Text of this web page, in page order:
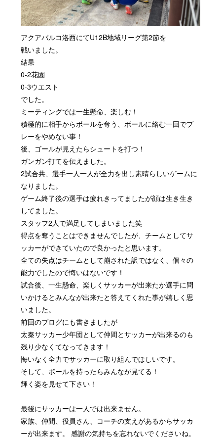
アクアパルコ洛西にてU12B地域リーグ第2節を
戦いました。
結果
0-2花園
0-3ウエスト
でした。
ミーティングでは一生懸命、楽しむ！
積極的に相手からボールを奪う、ボールに絡む一回でプ
レーをやめない事！
後、ゴールが見えたらシュートを打つ！
ガンガン打てを伝えました。
2試合共、選手一人一人が全力を出し素晴らしいゲームに
なりました。
ゲーム終了後の選手は疲れきってましたが顔は生き生き
してました。
スタッフ2人で満足してしまいました笑
得点を奪うことはできませんでしたが、チームとしてサ
ッカーができていたので良かったと思います。
全ての失点はチームとして崩された訳ではなく、個々の
能力でしたので悔いはないです！
試合後、一生懸命、楽しくサッカーが出来たか選手に問
いかけるとみんなが出来たと答えてくれた事が嬉しく思
いました。
前回のブログにも書きましたが
太秦サッカー少年団として仲間とサッカーが出来るのも
残り少なくてなってきます！
悔いなく全力でサッカーに取り組んでほしいです。
そして、ボールを持ったらみんなが見てる！
輝く姿を見せて下さい！
最後にサッカーは一人では出来ません。
家族、仲間、役員さん、コーチの支えがあるからサッカ
ーが出来ます。
感謝の気持ちを忘れないでくださいね。